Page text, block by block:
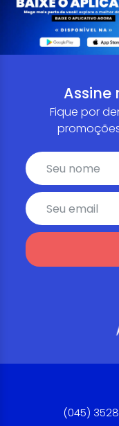
Assine
Fique por
(045)